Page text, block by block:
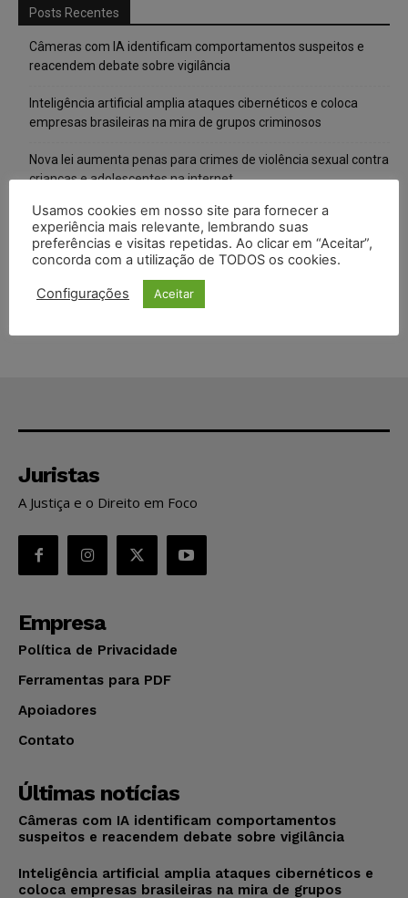
Posts Recentes
Câmeras com IA identificam comportamentos suspeitos e
reacendem debate sobre vigilância
Inteligência artificial amplia ataques cibernéticos e coloca
empresas brasileiras na mira de grupos criminosos
Nova lei aumenta penas para crimes de violência sexual contra
crianças e adolescentes na internet
Alemanha planeja reformar “minijobs” e ampliar contribuição
previdenciária
Ex-marido de Maria da Penha é preso novamente por
descumprir medida protetiva
Juristas
A Justiça e o Direito em Foco
Empresa
Política de Privacidade
Ferramentas para PDF
Apoiadores
Contato
Últimas notícias
Câmeras com IA identificam comportamentos
suspeitos e reacendem debate sobre vigilância
Inteligência artificial amplia ataques cibernéticos e
coloca empresas brasileiras na mira de grupos
Usamos cookies em nosso site para fornecer a
experiência mais relevante, lembrando suas
preferências e visitas repetidas. Ao clicar em “Aceitar”,
concorda com a utilização de TODOS os cookies.
Configurações Aceitar